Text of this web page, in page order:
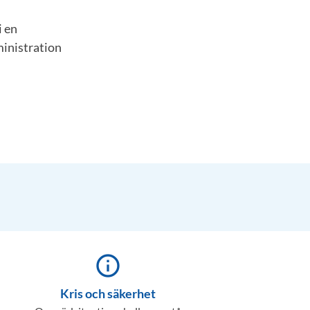
en
info_outline
Kris och säkerhet